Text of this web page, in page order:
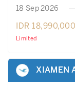
18 Sep 2026
IDR 18,990,000
Limited
XIAMEN